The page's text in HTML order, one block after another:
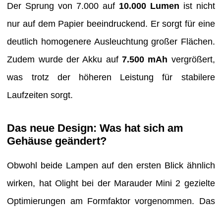
Der Sprung von 7.000 auf 10.000 Lumen ist nicht
nur auf dem Papier beeindruckend. Er sorgt für eine
deutlich homogenere Ausleuchtung großer Flächen.
Zudem wurde der Akku auf 7.500 mAh vergrößert,
was trotz der höheren Leistung für stabilere
Laufzeiten sorgt.
Das neue Design: Was hat sich am
Gehäuse geändert?
Obwohl beide Lampen auf den ersten Blick ähnlich
wirken, hat Olight bei der Marauder Mini 2 gezielte
Optimierungen am Formfaktor vorgenommen. Das